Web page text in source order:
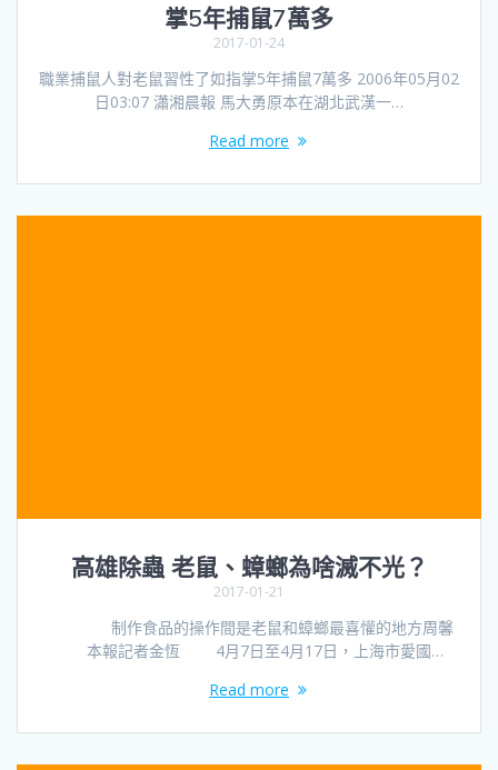
掌5年捕鼠7萬多
2017-01-24
職業捕鼠人對老鼠習性了如指掌5年捕鼠7萬多 2006年05月02
日03:07 瀟湘晨報 馬大勇原本在湖北武漢一…
Read more
高雄除蟲 老鼠、蟑螂為啥滅不光？
2017-01-21
制作食品的操作間是老鼠和蟑螂最喜懽的地方周馨
本報記者金恆 4月7日至4月17日，上海市愛國…
Read more